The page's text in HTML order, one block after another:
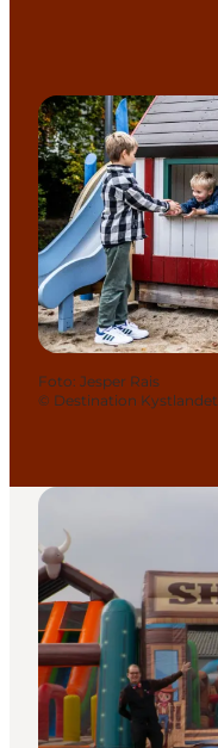
Foto: Jesper Rais
© Destination Kystlandet